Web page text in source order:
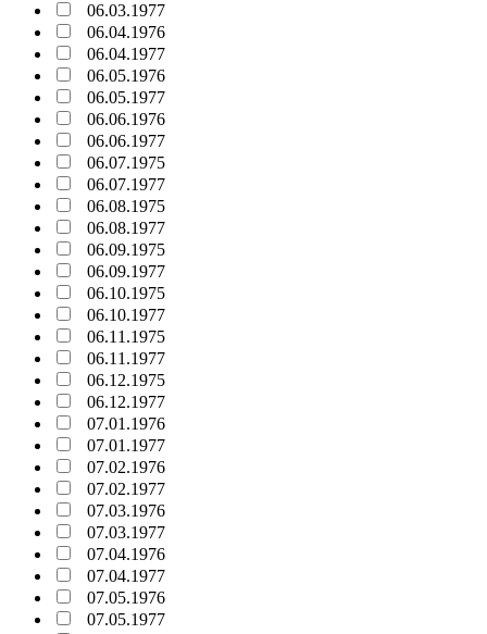
06.03.1977
06.04.1976
06.04.1977
06.05.1976
06.05.1977
06.06.1976
06.06.1977
06.07.1975
06.07.1977
06.08.1975
06.08.1977
06.09.1975
06.09.1977
06.10.1975
06.10.1977
06.11.1975
06.11.1977
06.12.1975
06.12.1977
07.01.1976
07.01.1977
07.02.1976
07.02.1977
07.03.1976
07.03.1977
07.04.1976
07.04.1977
07.05.1976
07.05.1977